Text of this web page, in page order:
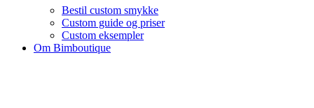
Bestil custom smykke
Custom guide og priser
Custom eksempler
Om Bimboutique